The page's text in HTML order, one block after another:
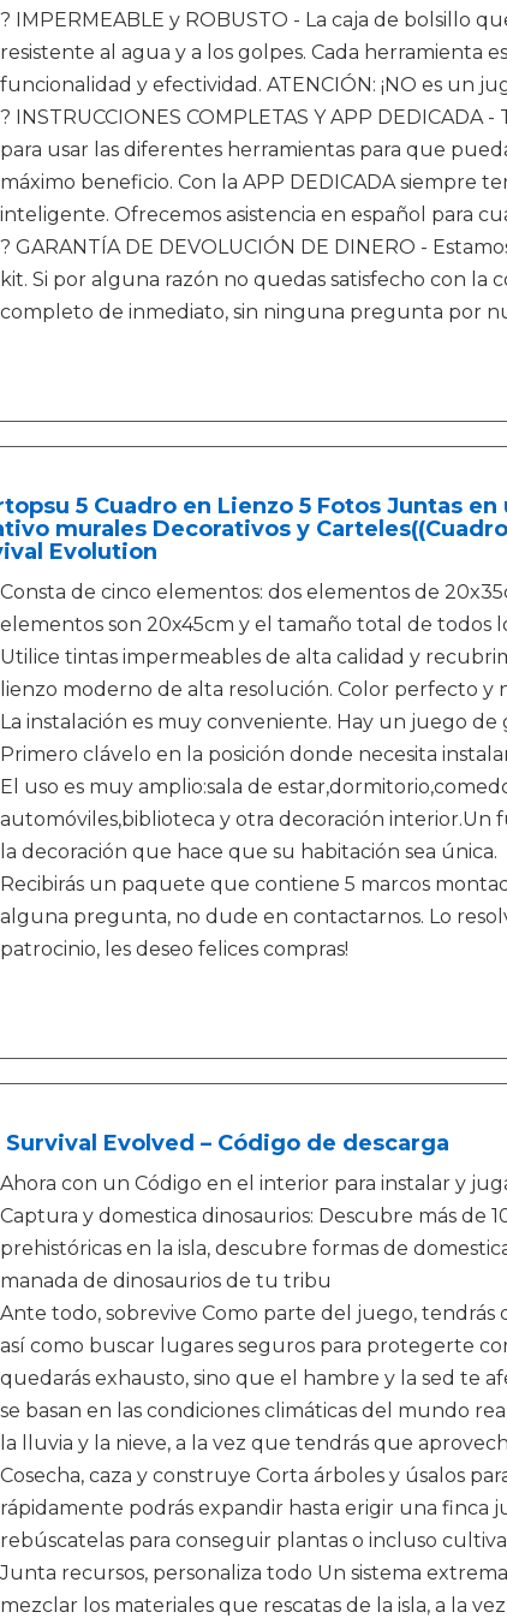
? IMPERMEABLE y ROBUSTO - La caja de bolsillo
resistente al agua y a los golpes. Cada herramienta
funcionalidad y efectividad. ATENCIÓN: ¡NO es un
? INSTRUCCIONES COMPLETAS Y APP DEDICADA
para usar las diferentes herramientas para que
máximo beneficio. Con la APP DEDICADA siempre
inteligente. Ofrecemos asistencia en español para
? GARANTÍA DE DEVOLUCIÓN DE DINERO -
kit. Si por alguna razón no quedas satisfecho con la
completo de inmediato, sin ninguna pregunta por
5 Cuadro en Lienzo 5 Fotos Juntas
murales Decorativos y
Evolution
Consta de cinco elementos: dos elementos de
elementos son 20x45cm y el tamaño total de todos
Utilice tintas impermeables de alta calidad y
lienzo moderno de alta resolución. Color perfecto y
La instalación es muy conveniente. Hay un juego
Primero clávelo en la posición donde necesita
El uso es muy amplio:sala de
automóviles,biblioteca y otra decoración
la decoración que hace que su habitación sea única.
Recibirás un paquete que contiene 5 marcos
alguna pregunta, no dude en contactarnos. Lo
patrocinio, les deseo felices compras!
Survival Evolved – Código de descarga
Ahora con un Código en el interior para instalar y
Captura y domestica dinosaurios: Descubre más de
prehistóricas en la isla, descubre formas de
manada de dinosaurios de tu tribu
Ante todo, sobrevive Como parte del juego,
así como buscar lugares seguros para protegerte
quedarás exhausto, sino que el hambre y la sed te
se basan en las condiciones climáticas del mundo
la lluvia y la nieve, a la vez que tendrás que
Cosecha, caza y construye Corta árboles y úsalos
rápidamente podrás expandir hasta erigir una finca
rebúscatelas para conseguir plantas o incluso
Junta recursos, personaliza todo Un sistema
mezclar los materiales que rescatas de la isla, a la